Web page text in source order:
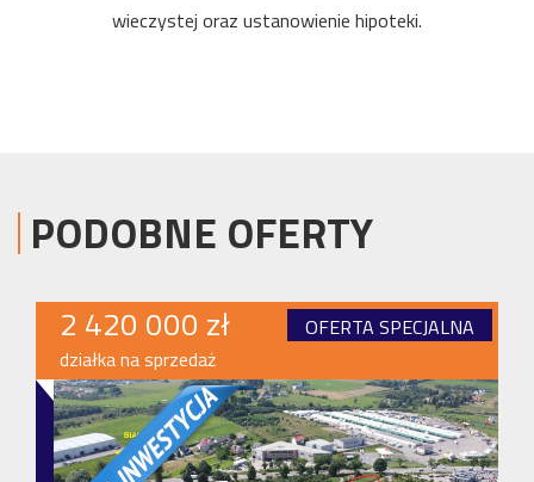
wieczystej oraz ustanowienie hipoteki.
PODOBNE OFERTY
2 420 000 zł
OFERTA SPECJALNA
działka na sprzedaż